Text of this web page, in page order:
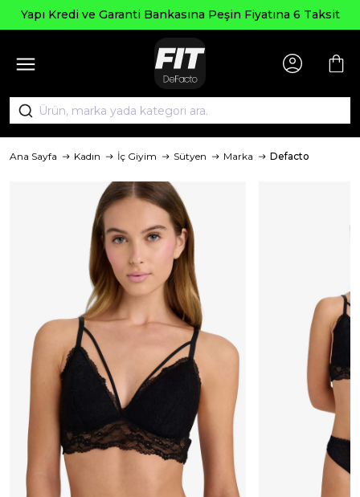
Yapı Kredi ve Garanti Bankasına Peşin Fiyatına 6 Taksit
Ana Sayfa Kadın İç Giyim Sütyen Marka Defacto